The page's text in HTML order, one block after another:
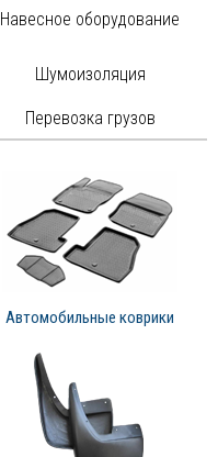
Навесное оборудование
Шумоизоляция
Перевозка грузов
Автомобильные коврики